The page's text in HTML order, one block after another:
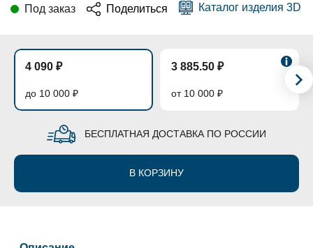
Под заказ Поделиться Каталог изделия 3D
4 090 ₽
до 10 000 ₽
3 885.50 ₽
от 10 000 ₽
БЕСПЛАТНАЯ ДОСТАВКА ПО РОССИИ
В КОРЗИНУ